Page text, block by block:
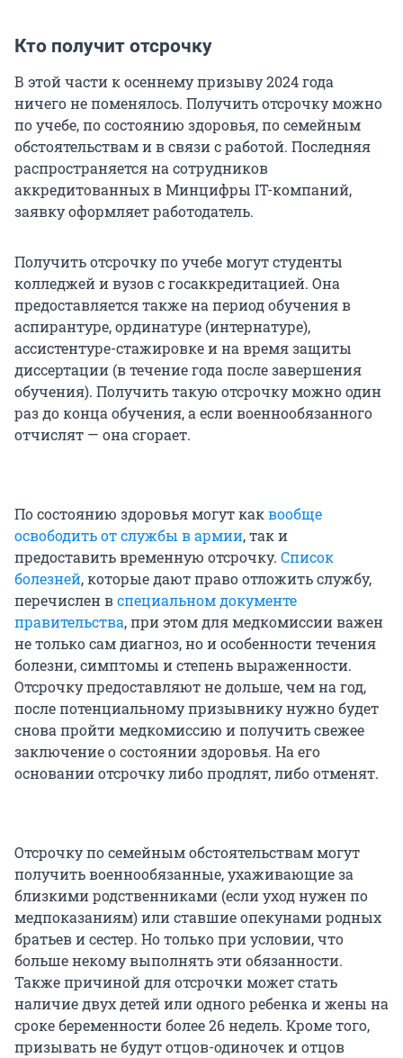
Кто получит отсрочку
В этой части к осеннему призыву 2024 года
ничего не поменялось. Получить отсрочку можно
по учебе, по состоянию здоровья, по семейным
обстоятельствам и в связи с работой. Последняя
распространяется на сотрудников
аккредитованных в Минцифры IT-компаний,
заявку оформляет работодатель.
Получить отсрочку по учебе могут студенты
колледжей и вузов с госаккредитацией. Она
предоставляется также на период обучения в
аспирантуре, ординатуре (интернатуре),
ассистентуре-стажировке и на время защиты
диссертации (в течение года после завершения
обучения). Получить такую отсрочку можно один
раз до конца обучения, а если военнообязанного
отчислят — она сгорает.
По состоянию здоровья могут каквообще
освободить от службы в армии, так и
предоставить временную отсрочку. Список
болезней, которые дают право отложить службу,
перечислен вспециальном документе
правительства, при этом для медкомиссии важен
не только сам диагноз, но и особенности течения
болезни, симптомы и степень выраженности.
Отсрочку предоставляют не дольше, чем на год,
после потенциальному призывнику нужно будет
снова пройти медкомиссию и получить свежее
заключение о состоянии здоровья. На его
основании отсрочку либо продлят, либо отменят.
Отсрочку по семейным обстоятельствам могут
получить военнообязанные, ухаживающие за
близкими родственниками (если уход нужен по
медпоказаниям) или ставшие опекунами родных
братьев и сестер. Но только при условии, что
больше некому выполнять эти обязанности.
Также причиной для отсрочки может стать
наличие двух детей или одного ребенка и жены на
сроке беременности более 26 недель. Кроме того,
призывать не будут отцов-одиночек и отцов